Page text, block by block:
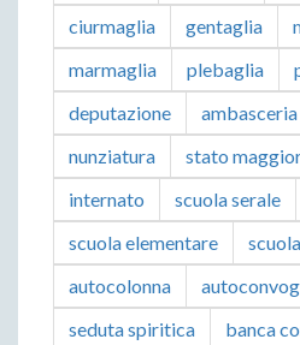
ciurmaglia
gentaglia
marmaglia
plebaglia
deputazione
ambasceria
nunziatura
stato
internato
scuola serale
scuola elementare
autocolonna
seduta spiritica
banca